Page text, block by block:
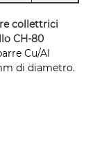
collettrici
CH-80
Cu/Al
di diametro.